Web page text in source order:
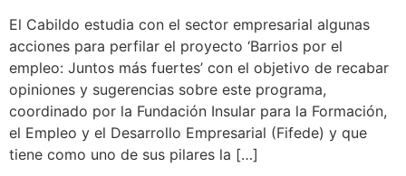
El Cabildo estudia con el sector empresarial algunas
acciones para perfilar el proyecto ‘Barrios por el
empleo: Juntos más fuertes’ con el objetivo de recabar
opiniones y sugerencias sobre este programa,
coordinado por la Fundación Insular para la Formación,
el Empleo y el Desarrollo Empresarial (Fifede) y que
tiene como uno de sus pilares la […]